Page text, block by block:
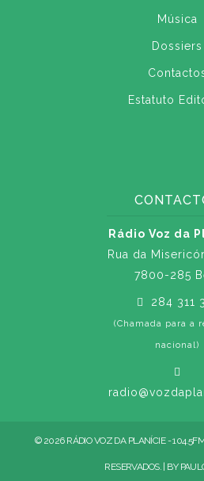
Música
Dossiers
Estatuto
Rádio Voz da
Rua da
7800-285
284 311
(Chamada para a
nacional)
© 2026 RÁDIO VOZ DA PLANÍCIE -
RESERVADOS. | BY